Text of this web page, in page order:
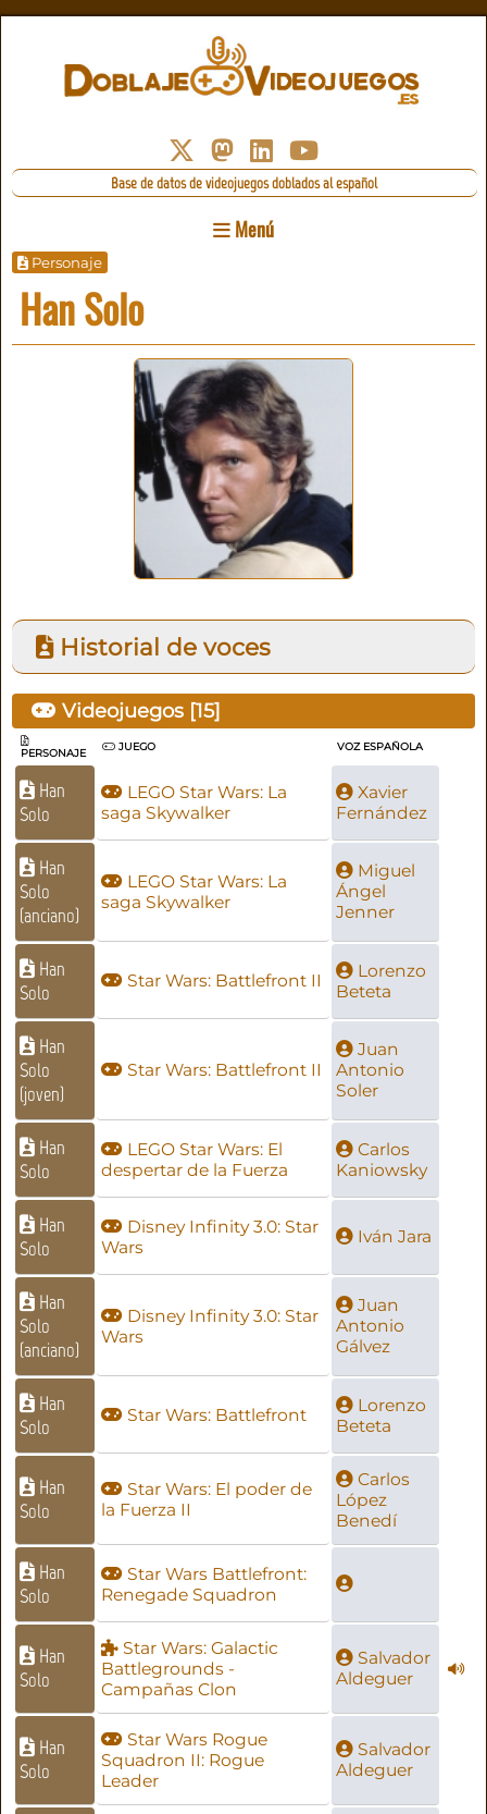
Base de datos de videojuegos doblados al español
Menú
Personaje
Han Solo
Historial de voces
Videojuegos [15]
PERSONAJE
JUEGO VOZ ESPAÑOLA
Han
Solo
LEGO Star Wars: La
saga Skywalker
Xavier
Fernández
Han
Solo
(anciano)
LEGO Star Wars: La
saga Skywalker
Miguel
Ángel
Jenner
Han
Solo
Star Wars: Battlefront II
Lorenzo
Beteta
Han
Solo
(joven)
Star Wars: Battlefront II
Juan
Antonio
Soler
Han
Solo
LEGO Star Wars: El
despertar de la Fuerza
Carlos
Kaniowsky
Han
Solo
Disney Infinity 3.0: Star
Wars
Iván Jara
Han
Solo
(anciano)
Disney Infinity 3.0: Star
Wars
Juan
Antonio
Gálvez
Han
Solo
Star Wars: Battlefront
Lorenzo
Beteta
Han
Solo
Star Wars: El poder de
la Fuerza II
Carlos
López
Benedí
Han
Solo
Star Wars Battlefront:
Renegade Squadron
Han
Solo
Star Wars: Galactic
Battlegrounds -
Campañas Clon
Salvador
Aldeguer
Han
Solo
Star Wars Rogue
Squadron II: Rogue
Leader
Salvador
Aldeguer